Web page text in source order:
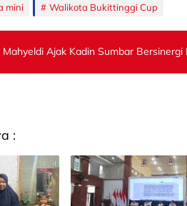
mini Walikota Bukittinggi Cup
Mahyeldi Ajak Kadin Sumbar
: